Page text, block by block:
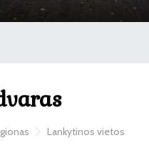
Lankytinos vietos